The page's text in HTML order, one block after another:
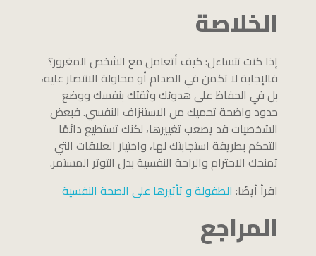
الخلاصة
إذا كنت تتساءل: كيف أتعامل مع الشخص المغرور؟
فالإجابة لا تكمن في الصدام أو محاولة الانتصار عليه،
بل في الحفاظ على هدوئك وثقتك بنفسك ووضع
حدود واضحة تحميك من الاستنزاف النفسي. فبعض
الشخصيات قد يصعب تغييرها، لكنك تستطيع دائمًا
التحكم بطريقة استجابتك لها، واختيار العلاقات التي
تمنحك الاحترام والراحة النفسية بدل التوتر المستمر.
اقرأ أيضًا: الطفولة و تأثيرها على الصحة النفسية
المراجع